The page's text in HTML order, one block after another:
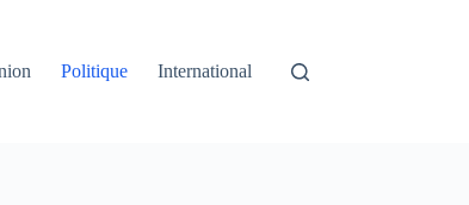
Politique International